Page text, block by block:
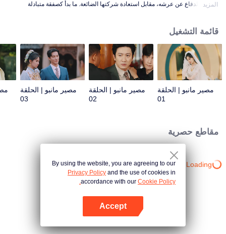
يحارب للدفاع عن عرشه، مقابل استعادة شركتها الضائعة. ما بدأ كصفقة متبادلة
أرواحهما كانت مرتبطة منذ زمن بعيد قبل هذه الحياة. ولكن هل سيصبح هذا الارتباط
مفتاحًا لكشف مصيرهما، أم لعنةً تلزمهما دون مهرب؟
المزيد
قائمة التشغيل
مصير مانبو | الحلقة
01
مصير مانبو | الحلقة
02
مصير مانبو | الحلقة
03
مقاطع حصرية
Loading…
By using the website, you are agreeing to our
Privacy Policy and the use of cookies in
accordance with our Cookie Policy.
Accept